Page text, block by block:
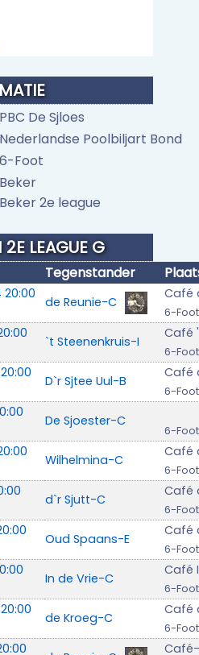
PBC De Sjloes
Nederlandse Poolbiljart Bond
6-Foot
Beker
Beker 2e league
LEAGUE G
Tegenstander
20:00
de Reunie-C
Café
6-Foot
`t Steenenkruis-I
Café
6-Foot
D`r Sjtee Uul-B
Café
6-Foot
De Sjoester-C
6-Foot
Wilhelmina-C
Café
6-Foot
d`r Sjutt-C
Café
6-Foot
Oud Spaans-E
Café
6-Foot
In de Vrie-C
Café
6-Foot
de Kroeg-C
Café
6-Foot
Café-